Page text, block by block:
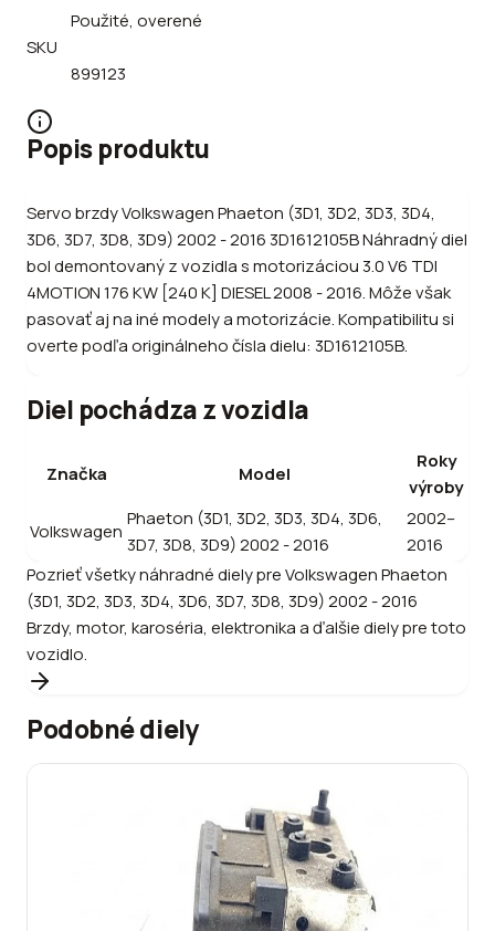
Použité, overené
SKU
899123
Popis produktu
Servo brzdy Volkswagen Phaeton (3D1, 3D2, 3D3, 3D4,
3D6, 3D7, 3D8, 3D9) 2002 - 2016 3D1612105B Náhradný diel
bol demontovaný z vozidla s motorizáciou 3.0 V6 TDI
4MOTION 176 KW [240 K] DIESEL 2008 - 2016. Môže však
pasovať aj na iné modely a motorizácie. Kompatibilitu si
overte podľa originálneho čísla dielu: 3D1612105B.
Diel pochádza z vozidla
Značka Model
Roky
výroby
Volkswagen
Phaeton (3D1, 3D2, 3D3, 3D4, 3D6,
3D7, 3D8, 3D9) 2002 - 2016
2002–
2016
Pozrieť všetky náhradné diely preVolkswagenPhaeton
(3D1, 3D2, 3D3, 3D4, 3D6, 3D7, 3D8, 3D9) 2002 - 2016
Brzdy, motor, karoséria, elektronika a ďalšie diely pre toto
vozidlo.
Podobné diely